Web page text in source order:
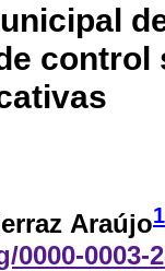
Araújo1
0003-